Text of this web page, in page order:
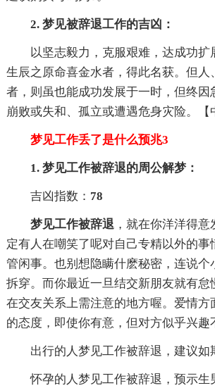
2. 梦见被辞退工作的吉凶：
以坚志毅力，克服艰难，达成功
生辰之原命喜金水者，得此名获。但人
者，则虽也能成功发展于一时，但终因
崩败或失和、孤立或遭遇危身灾险。【
梦见工作丢了是什么预兆3
1. 梦见工作被辞退的周公解梦：
吉凶指数： 78
梦见工作被辞退 ，就在你洋洋得
定有人在嘲笑了呢对自己专精以外的事
管闲事。也别想隐瞒什麽秘密，连说个
拆穿。而你最近一旦结交新朋友就有怠
在交友关系上需注意的地方喔。爱情方
的态度，即使你有意，但对方似乎兴趣
出行的人梦见工作被辞退，建议如
怀孕的人梦见工作被辞退，预示生